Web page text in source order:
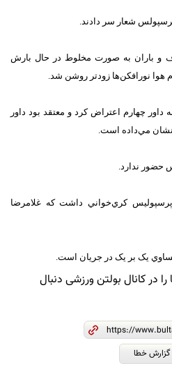
شعار سر دادند.
و باران به صورت مخلوط در حال بارش
هوا نورافکن‌ها زودتر روشن شد.
54 به شدت به داور چهارم اعتراض کرد و معتقد بود داور
نشان مي‌داده است.
حضور ندارد.
کري‌خواني داشت که غلامرضا
در کانال بولتن ورزشی دنبال
گزارش خطا